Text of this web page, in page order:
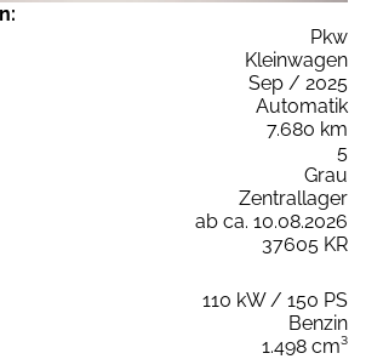
Pkw
Kleinwagen
Sep / 2025
Automatik
7.680 km
5
Grau
Zentrallager
ab ca. 10.08.2026
37605 KR
110 kW / 150 PS
Benzin
1.498 cm³